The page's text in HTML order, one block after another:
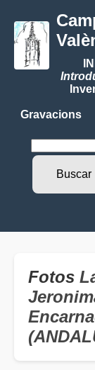
Gravacions
Fotos